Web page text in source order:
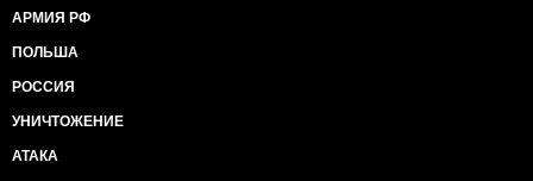
АРМИЯ РФ
ПОЛЬША
РОССИЯ
УНИЧТОЖЕНИЕ
АТАКА